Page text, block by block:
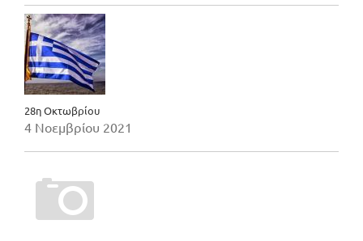
28η Οκτωβρίου
4 Νοεμβρίου 2021